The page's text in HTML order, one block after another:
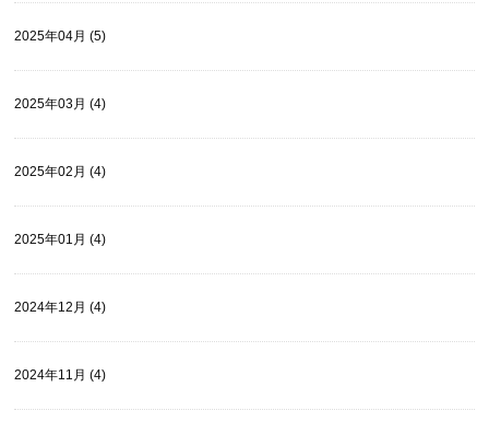
2025年04月 (5)
2025年03月 (4)
2025年02月 (4)
2025年01月 (4)
2024年12月 (4)
2024年11月 (4)